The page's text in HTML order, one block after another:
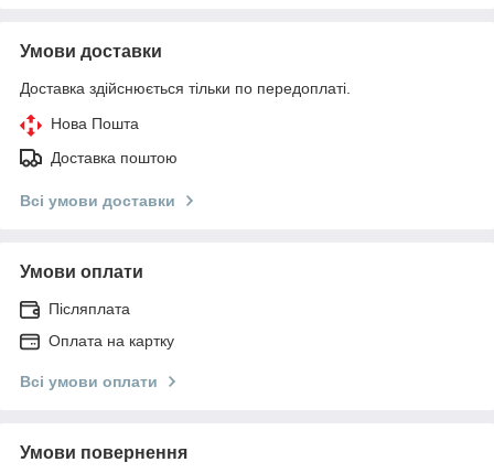
Умови доставки
Доставка здійснюється тільки по передоплаті.
Нова Пошта
Доставка поштою
Всі умови доставки
Умови оплати
Післяплата
Оплата на картку
Всі умови оплати
Умови повернення